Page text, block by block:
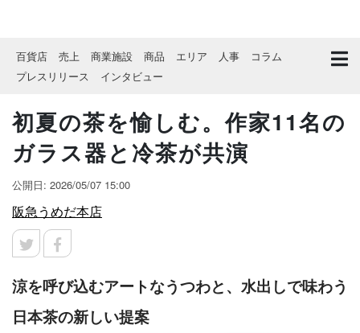
百貨店 売上 商業施設 商品 エリア 人事
コラム
プレスリリース
インタビュー
初夏の茶を愉しむ。作家11名の
ガラス器と冷茶が共演
公開日: 2026/05/07 15:00
阪急うめだ本店
涼を呼び込むアートなうつわと、水出しで味わう
日本茶の新しい提案